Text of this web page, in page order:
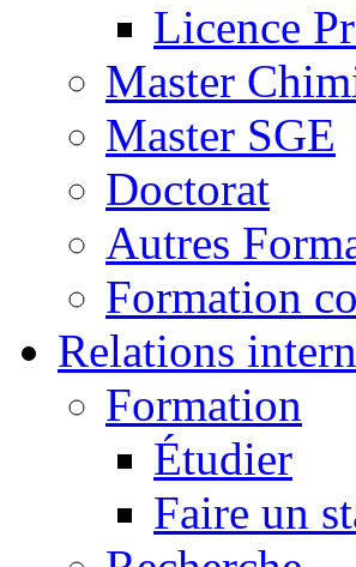
Licence
Master
Master SGE
Doctorat
Autres
Formation
Relations
Formation
Étudier
Faire un